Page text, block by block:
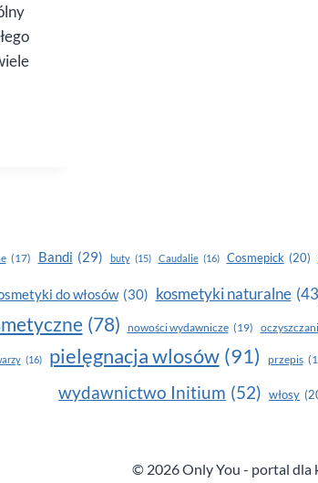
(17) Bandi (29) buty (15) Caudalie (16) Cosmepick (20)
do włosów (30) kosmetyki naturalne
(78) nowości wydawnicze (19)
(16) pielęgnacja wlosów (91) przepis
wydawnictwo Initium (52) włosy
© 2026 Only You - portal dla